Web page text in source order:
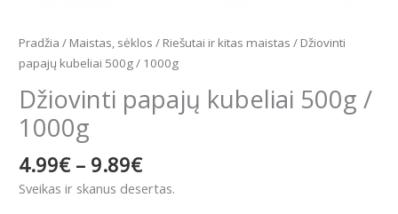
Pradžia / Maistas, sėklos / Riešutai ir kitas maistas / Džiovinti
papajų kubeliai 500g / 1000g
Džiovinti papajų kubeliai 500g /
1000g
4.99€ – 9.89€
Sveikas ir skanus desertas.